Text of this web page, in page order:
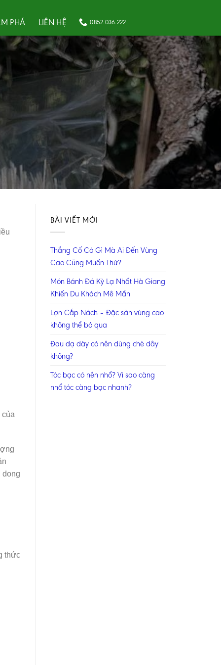
PHÁ LIÊN HỆ 0852.036.222
của
dong
thức
BÀI VIẾT MỚI
Thắng Cố Có Gì Mà Ai Đến Vùng
Cao Cũng Muốn Thử?
Món Bánh Đá Kỳ Lạ Nhất Hà Giang
Khiến Du Khách Mê Mẩn
Lợn Cắp Nách – Đặc sản vùng cao
không thể bỏ qua
Đau dạ dày có nên dùng chè dây
không?
Tóc bạc có nên nhổ? Vì sao càng
nhổ tóc càng bạc nhanh?